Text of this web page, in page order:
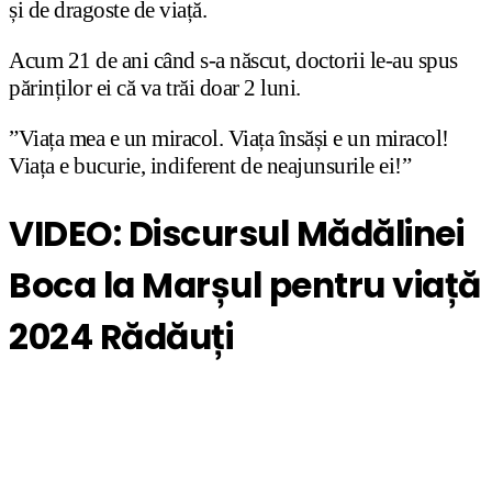
și de dragoste de viață.
Acum 21 de ani când s-a născut, doctorii le-au spus
părinților ei că va trăi doar 2 luni.
”Viața mea e un miracol. Viața însăși e un miracol!
Viața e bucurie, indiferent de neajunsurile ei!”
VIDEO: Discursul Mădălinei
Boca la Marșul pentru viață
2024 Rădăuți